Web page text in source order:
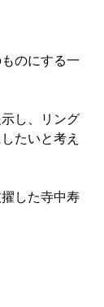
のにする一
し、リング
たいと考え
した寺中寿